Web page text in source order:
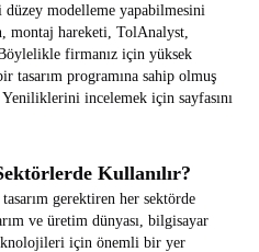
düzey modelleme yapabilmesini
montaj hareketi, TolAnalyst,
firmanız için yüksek
tasarım programına sahip olmuş
Yeniliklerini incelemek için sayfasını
Kullanılır?
gerektiren her sektörde
ve üretim dünyası, bilgisayar
için önemli bir yer